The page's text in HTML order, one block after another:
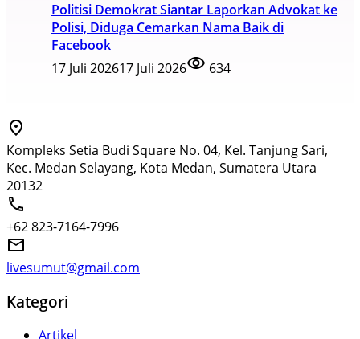
Politisi Demokrat Siantar Laporkan Advokat ke
Polisi, Diduga Cemarkan Nama Baik di
Facebook
17 Juli 202617 Juli 2026 634
Kompleks Setia Budi Square No. 04, Kel. Tanjung Sari,
Kec. Medan Selayang, Kota Medan, Sumatera Utara
20132
+62 823-7164-7996
livesumut@gmail.com
Kategori
Artikel